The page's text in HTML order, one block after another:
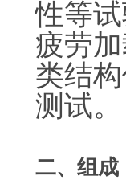
性等
疲劳
类结
测试。
二、组成